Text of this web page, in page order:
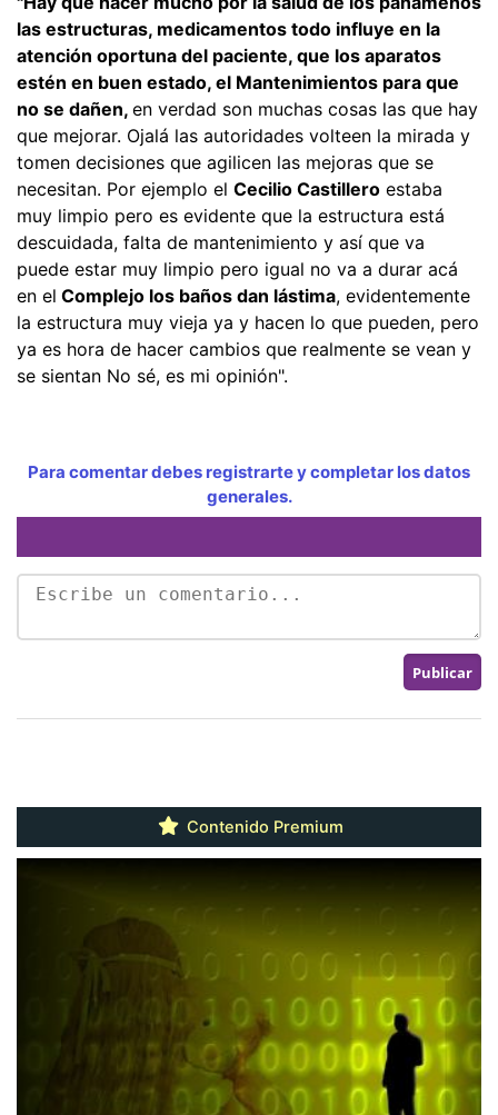
las estructuras, medicamentos todo influye en la
atención oportuna del paciente, que los aparatos
estén en buen estado, el Mantenimientos para que
no se dañen, en verdad son muchas cosas las que hay
que mejorar. Ojalá las autoridades volteen la mirada y
tomen decisiones que agilicen las mejoras que se
necesitan. Por ejemplo el Cecilio Castillero estaba
muy limpio pero es evidente que la estructura está
descuidada, falta de mantenimiento y así que va
puede estar muy limpio pero igual no va a durar acá
en el Complejo los baños dan lástima, evidentemente
la estructura muy vieja ya y hacen lo que pueden, pero
ya es hora de hacer cambios que realmente se vean y
se sientan No sé, es mi opinión".
Para comentar debes registrarte y completar los datos
generales.
Contenido Premium